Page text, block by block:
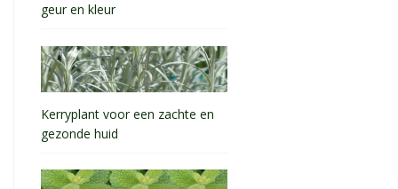
geur en kleur
Kerryplant voor een zachte en
gezonde huid